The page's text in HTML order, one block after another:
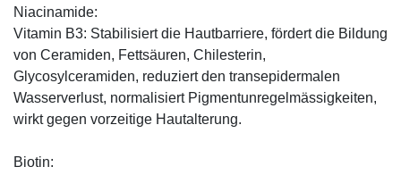
Niacinamide:
Vitamin B3: Stabilisiert die Hautbarriere, fördert die Bildung
von Ceramiden, Fettsäuren, Chilesterin,
Glycosylceramiden, reduziert den transepidermalen
Wasserverlust, normalisiert Pigmentunregelmässigkeiten,
wirkt gegen vorzeitige Hautalterung.
Biotin: